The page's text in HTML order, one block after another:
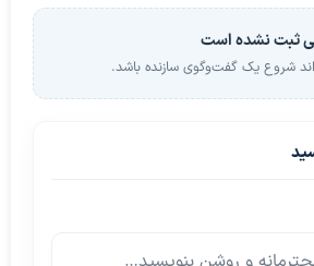
ثبت نشده است
شروع یک گفت‌وگوی سازنده باشد.